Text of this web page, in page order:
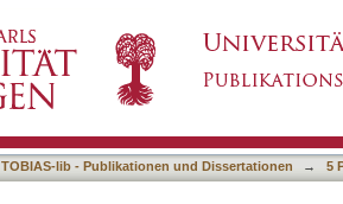
TOBIAS-lib - Publikationen und Dissertationen → 5